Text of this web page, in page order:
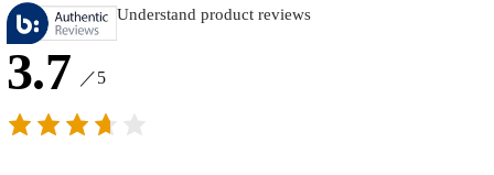
Understand product reviews
3.7 ／5